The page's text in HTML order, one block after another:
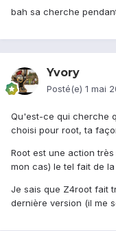
bah sa cherche
Yvory
Posté(e) 1 mai
Qu'est-ce qui cherche
choisi pour root, ta
Root est une action
mon cas) le tel fait de
Je sais que Z4root fait
dernière version (il me